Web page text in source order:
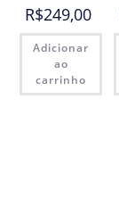
R$249,00
Adicionar
ao
carrinho